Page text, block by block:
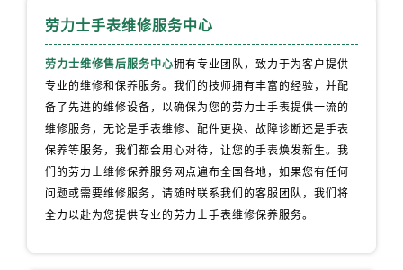
劳力士手表维修服务中心
劳力士维修售后服务中心拥有专业团队，致力于为客户提供
专业的维修和保养服务。我们的技师拥有丰富的经验，并配
备了先进的维修设备，以确保为您的劳力士手表提供一流的
维修服务，无论是手表维修、配件更换、故障诊断还是手表
保养等服务，我们都会用心对待，让您的手表焕发新生。我
们的劳力士维修保养服务网点遍布全国各地，如果您有任何
问题或需要维修服务，请随时联系我们的客服团队，我们将
全力以赴为您提供专业的劳力士手表维修保养服务。